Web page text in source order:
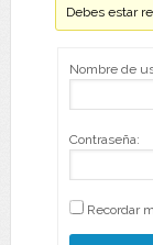
Debes estar
Nombre de
Contraseña:
Recordar